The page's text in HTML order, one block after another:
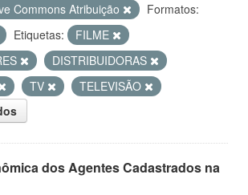
Commons Atribuição
Formatos:
Etiquetas:
FILME
DISTRIBUIDORAS
TV
TELEVISÃO
dos Agentes Cadastrados na